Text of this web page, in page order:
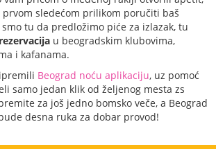
sledećom prilikom poručiti baš
tu da predložimo piće za izlazak, tu
u beogradskim klubovima,
i kafanama.
Beograd noću aplikaciju, uz pomoć
samo jedan klik od željenog mesta zs
za još jedno bomsko veče, a Beograd
desna ruka za dobar provod!